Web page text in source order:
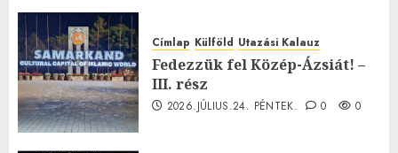
Címlap Külföld Utazási Kalauz
Fedezzük fel Közép-Ázsiát! –
III. rész
2026.JÚLIUS.24. PÉNTEK. 0 0